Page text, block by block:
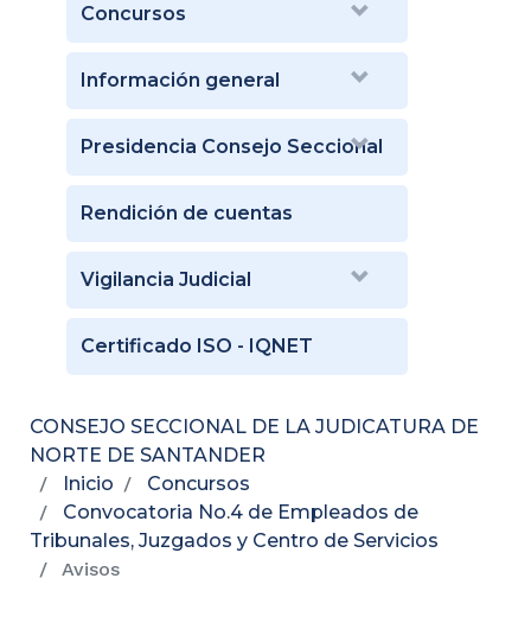
Concursos
Información general
Presidencia Consejo Seccional
Rendición de cuentas
Vigilancia Judicial
Certificado ISO - IQNET
CONSEJO SECCIONAL DE LA JUDICATURA DE
NORTE DE SANTANDER
Inicio
Concursos
Convocatoria No.4 de Empleados de
Tribunales, Juzgados y Centro de Servicios
Avisos